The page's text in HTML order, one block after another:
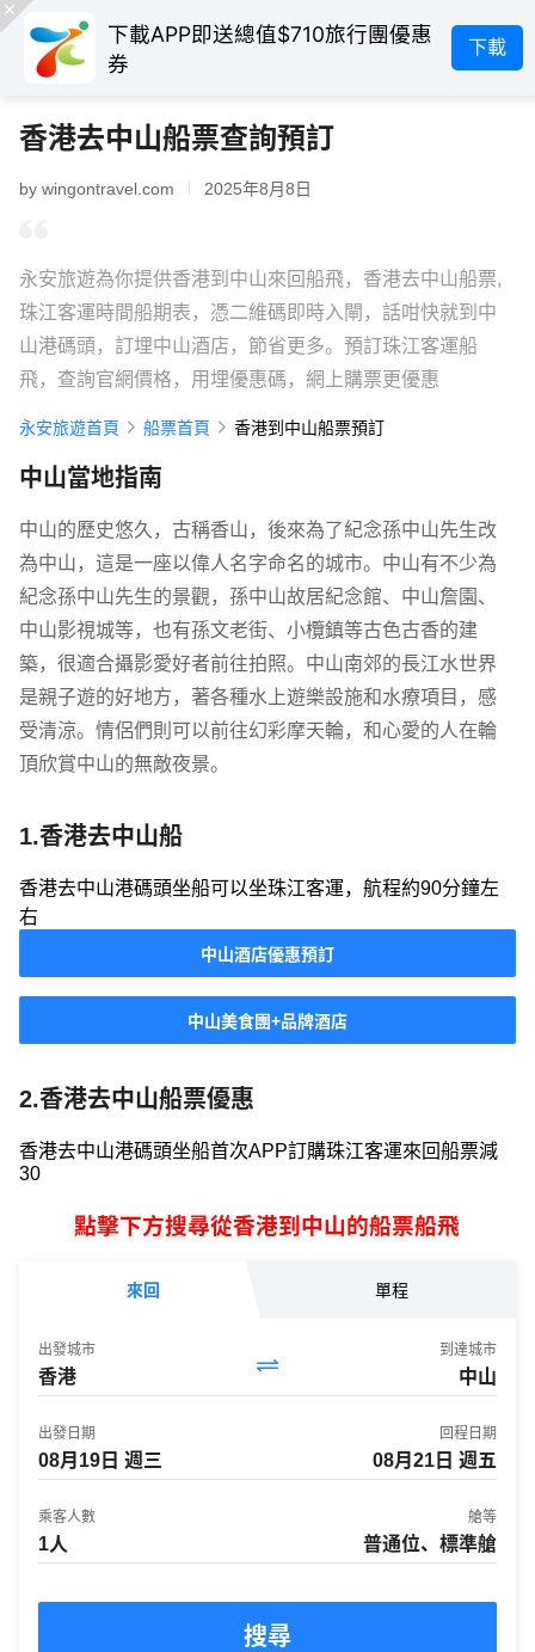
下載APP即送總值$710旅行團優惠
券
下載
香港去中山船票查詢預訂
by wingontravel.com 2025年8月8日
永安旅遊為你提供香港到中山來回船飛，香港去中山船票,
珠江客運時間船期表，憑二維碼即時入閘，話咁快就到中
山港碼頭，訂埋中山酒店，節省更多。預訂珠江客運船
飛，查詢官網價格，用埋優惠碼，網上購票更優惠
永安旅遊首頁 船票首頁 香港到中山船票預訂
中山當地指南
中山的歷史悠久，古稱香山，後來為了紀念孫中山先生改
為中山，這是一座以偉人名字命名的城市。中山有不少為
紀念孫中山先生的景觀，孫中山故居紀念館、中山詹園、
中山影視城等，也有孫文老街、小欖鎮等古色古香的建
築，很適合攝影愛好者前往拍照。中山南郊的長江水世界
是親子遊的好地方，著各種水上遊樂設施和水療項目，感
受清涼。情侶們則可以前往幻彩摩天輪，和心愛的人在輪
頂欣賞中山的無敵夜景。
1.香港去中山船
香港去中山港碼頭坐船可以坐珠江客運，航程約90分鐘左
右
中山酒店優惠預訂
中山美食團+品牌酒店
2.香港去中山船票優惠
香港去中山港碼頭坐船首次APP訂購珠江客運來回船票減
30
點擊下方搜尋從香港到中山的船票船飛
來回 單程
出發城市
香港
到達城市
中山
出發日期 回程日期
乘客人數
1人
艙等
普通位、標準艙
搜尋